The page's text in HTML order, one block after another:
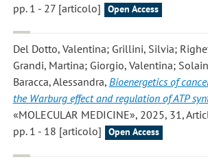
pp. 1 - 27 [articolo]
Open Access
Del Dotto, Valentina; Grillini, Silvia;
Grandi, Martina; Giorgio, Valentina;
Baracca, Alessandra, Bioenergetics of
the Warburg effect and regulation of ATP
«MOLECULAR MEDICINE», 2025, 31,
pp. 1 - 18 [articolo]
Open Access